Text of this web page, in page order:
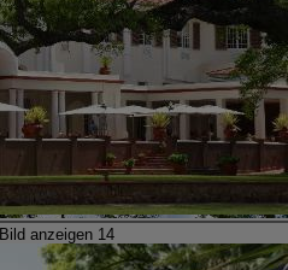
Bild anzeigen 14